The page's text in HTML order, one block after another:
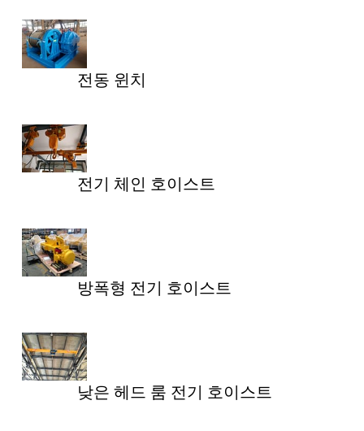
전동 윈치
전기 체인 호이스트
방폭형 전기 호이스트
낮은 헤드 룸 전기 호이스트